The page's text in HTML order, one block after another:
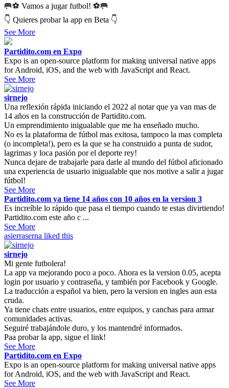
🥅⚽ Vamos a jugar futbol! ⚽🥅
👇 Quieres probar la app en Beta 👇
See More
Partidito.com en Expo
Expo is an open-source platform for making universal native apps
for Android, iOS, and the web with JavaScript and React.
See More
sirnejo
Una reflexión rápida iniciando el 2022 al notar que ya van mas de
14 años en la construcción de Partidito.com.
Un emprendimiento inigualable que me ha enseñado mucho.
No es la plataforma de fútbol mas exitosa, tampoco la mas completa
(o incompleta!), pero es la que se ha construido a punta de sudor,
lagrimas y loca pasión por el deporte rey!
Nunca dejare de trabajarle para darle al mundo del fútbol aficionado
una experiencia de usuario inigualable que nos motive a salir a jugar
fútbol!
See More
Partidito.com ya tiene 14 años con 10 años en la version 3
Es increíble lo rápido que pasa el tiempo cuando te estas divirtiendo!
Partidito.com este año c ...
See More
asierraserna liked this
sirnejo
Mi gente futbolera!
La app va mejorando poco a poco. Ahora es la version 0.05, acepta
login por usuario y contraseña, y también por Facebook y Google.
La traducción a español va bien, pero la version en ingles aun esta
cruda.
Ya tiene chats entre usuarios, entre equipos, y canchas para armar
comunidades activas.
Seguiré trabajándole duro, y los mantendré informados.
Paa probar la app, sigue el link!
See More
Partidito.com en Expo
Expo is an open-source platform for making universal native apps
for Android, iOS, and the web with JavaScript and React.
See More